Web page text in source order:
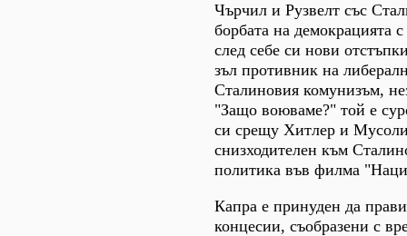
Чърчил и Рузвелт със
борбата на демокрацията
след себе си нови
зъл противник на
Сталиновия комунизъм,
"Защо воюваме?" той е
си срещу Хитлер и
снизходителен към
политика във филма
Капра е принуден да
концесии, съобразени с